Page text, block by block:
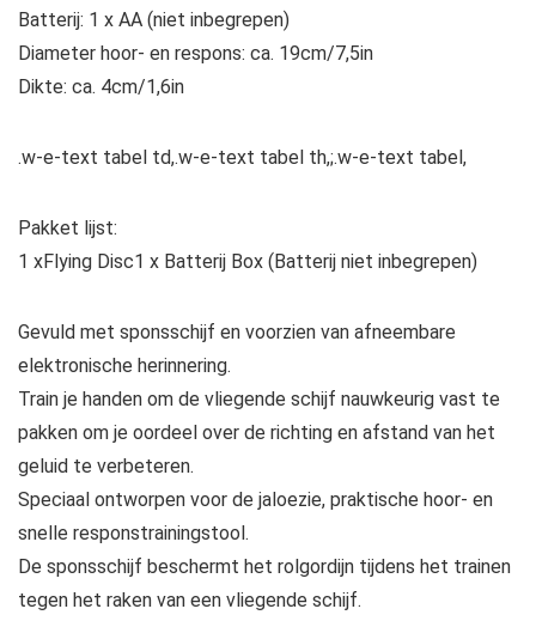
Batterij: 1 x AA (niet inbegrepen)
Diameter hoor- en respons: ca. 19cm/7,5in
Dikte: ca. 4cm/1,6in
.w-e-text tabel td,.w-e-text tabel th,;.w-e-text tabel,
Pakket lijst:
1 xFlying Disc1 x Batterij Box (Batterij niet inbegrepen)
Gevuld met sponsschijf en voorzien van afneembare
elektronische herinnering.
Train je handen om de vliegende schijf nauwkeurig vast te
pakken om je oordeel over de richting en afstand van het
geluid te verbeteren.
Speciaal ontworpen voor de jaloezie, praktische hoor- en
snelle responstrainingstool.
De sponsschijf beschermt het rolgordijn tijdens het trainen
tegen het raken van een vliegende schijf.